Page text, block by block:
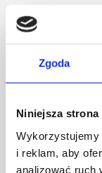
Zgoda
Niniejsza
Wykorzystujemy
i reklam, aby
analizować ruch
Dział